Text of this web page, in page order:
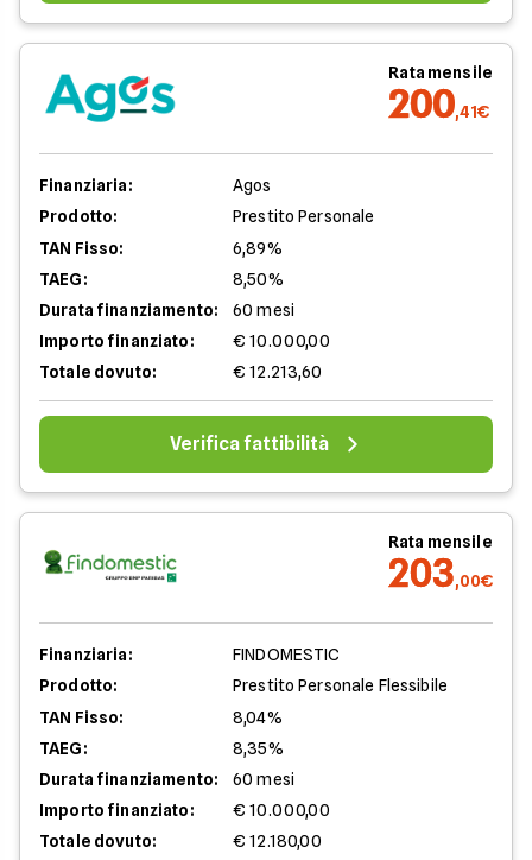
Rata mensile
200,41€
Finanziaria:
Agos
Prodotto:
Prestito Personale
TAN Fisso:
6,89%
TAEG:
8,50%
Durata finanziamento:
60 mesi
Importo finanziato:
€ 10.000,00
Totale dovuto:
€ 12.213,60
Verifica fattibilità
Rata mensile
203,00€
Finanziaria:
FINDOMESTIC
Prodotto:
Prestito Personale Flessibile
TAN Fisso:
8,04%
TAEG:
8,35%
Durata finanziamento:
60 mesi
Importo finanziato:
€ 10.000,00
Totale dovuto:
€ 12.180,00